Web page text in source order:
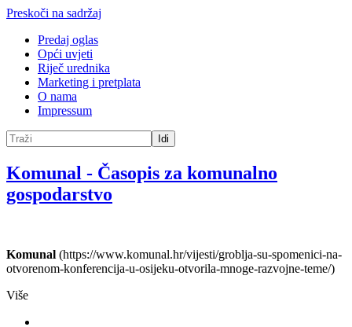
Preskoči na sadržaj
Predaj oglas
Opći uvjeti
Riječ urednika
Marketing i pretplata
O nama
Impressum
Idi
Komunal - Časopis za komunalno
gospodarstvo
Komunal (https://www.komunal.hr/vijesti/groblja-su-spomenici-na-
otvorenom-konferencija-u-osijeku-otvorila-mnoge-razvojne-teme/)
Više